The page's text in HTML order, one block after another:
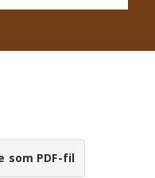
som PDF-fil